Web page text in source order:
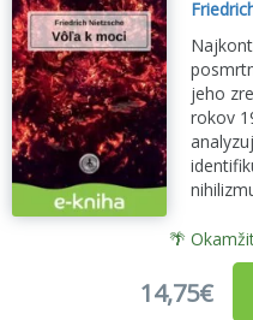
jeho
rokov
🌴
14,75€